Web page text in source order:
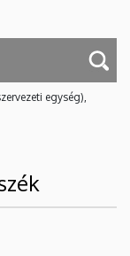
egység),